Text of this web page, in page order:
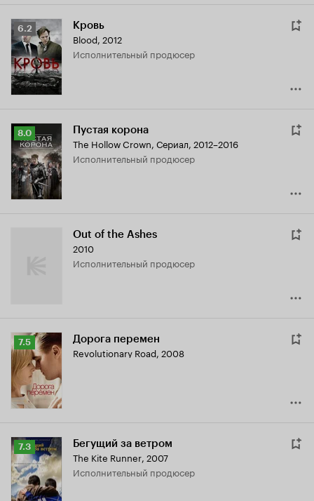
Рейтинг
Кинопоиска
6.2
6.2 Кровь
Blood, 2012
исполнительный продюсер
Рейтинг
Кинопоиска
8.0
8.0 Пустая корона
The Hollow Crown, Сериал, 2012–2016
исполнительный продюсер
Out of the Ashes
2010
исполнительный продюсер
Рейтинг
Кинопоиска
7.5
7.5 Дорога перемен
Revolutionary Road, 2008
Рейтинг
Кинопоиска
7.3
7.3 Бегущий за ветром
The Kite Runner, 2007
исполнительный продюсер